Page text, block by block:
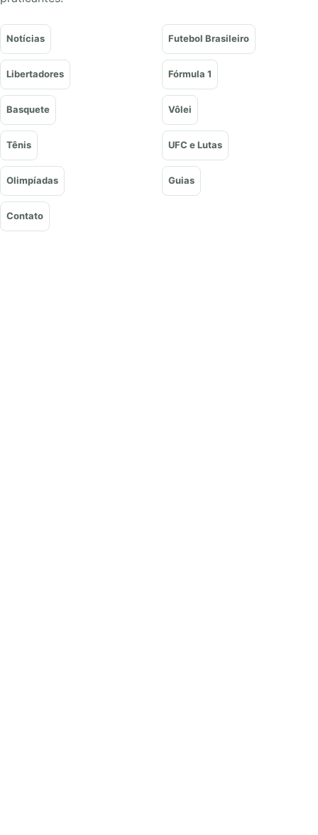
Notícias Futebol Brasileiro
Libertadores Fórmula 1
Basquete Vôlei
Tênis UFC e Lutas
Olimpíadas Guias
Contato